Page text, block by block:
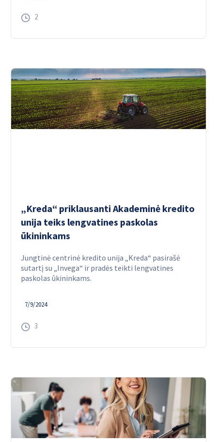
2
„Kreda“ priklausanti Akademinė kredito
unija teiks lengvatines paskolas
ūkininkams
Jungtinė centrinė kredito unija „Kreda“ pasirašė
sutartį su „Invega“ ir pradės teikti lengvatines
paskolas ūkininkams.
7/9/2024
3